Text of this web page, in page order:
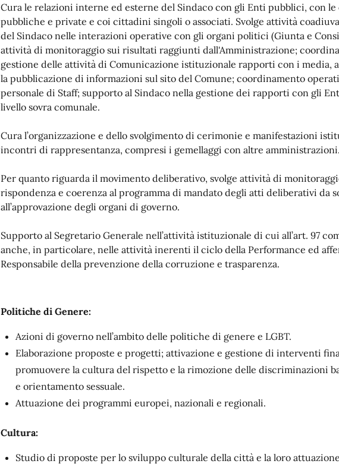
Cura le relazioni interne ed esterne del Sindaco con gli Enti pubblici, con le
pubbliche e private e coi cittadini singoli o associati. Svolge attività
del Sindaco nelle interazioni operative con gli organi politici (Giunta e
attività di monitoraggio sui risultati raggiunti dall'Amministrazione;
gestione delle attività di Comunicazione istituzionale rapporti con i media,
la pubblicazione di informazioni sul sito del Comune; coordinamento
personale di Staff; supporto al Sindaco nella gestione dei rapporti con gli
livello sovra comunale.
Cura l’organizzazione e dello svolgimento di cerimonie e manifestazioni
incontri di rappresentanza, compresi i gemellaggi con altre amministrazioni.
Per quanto riguarda il movimento deliberativo, svolge attività di
rispondenza e coerenza al programma di mandato degli atti deliberativi da
all’approvazione degli organi di governo.
Supporto al Segretario Generale nell’attività istituzionale di cui all’art. 97
anche, in particolare, nelle attività inerenti il ciclo della Performance ed
Responsabile della prevenzione della corruzione e trasparenza.
Politiche di Genere:
Azioni di governo nell’ambito delle politiche di genere e LGBT.
Elaborazione proposte e progetti; attivazione e gestione di interventi
promuovere la cultura del rispetto e la rimozione delle discriminazioni
e orientamento sessuale.
Attuazione dei programmi europei, nazionali e regionali.
Cultura:
Studio di proposte per lo sviluppo culturale della città e la loro